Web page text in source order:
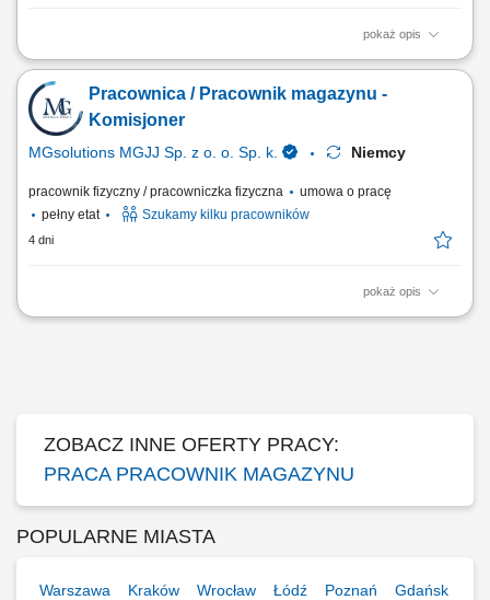
pokaż opis
Opis stanowiska Realizacja / kompletowanie zamówień (możliwość
pracy na systemie w języku polskim!) Proste prace magazynowe -
pakowanie / układanie produktów; Dodatkowe proste prace w obrębie
nowoczesnego magazynu logistycznego;
Pracownica / Pracownik magazynu -
Komisjoner
MGsolutions MGJJ Sp. z o. o. Sp. k. Niemcy
pracownik fizyczny / pracowniczka fizyczna
umowa o pracę
pełny etat
Szukamy kilku pracowników
4 dni
pokaż opis
Zakres obowiązków: Kompletowanie i konfekcjonowanie towarów w
ZOBACZ INNE OFERTY PRACY:
PRACA PRACOWNIK MAGAZYNU
POPULARNE MIASTA
Warszawa Kraków Wrocław Łódź Poznań Gdańsk